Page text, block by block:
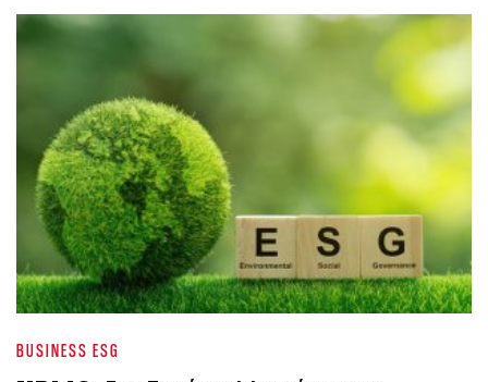
BUSINESS ESG